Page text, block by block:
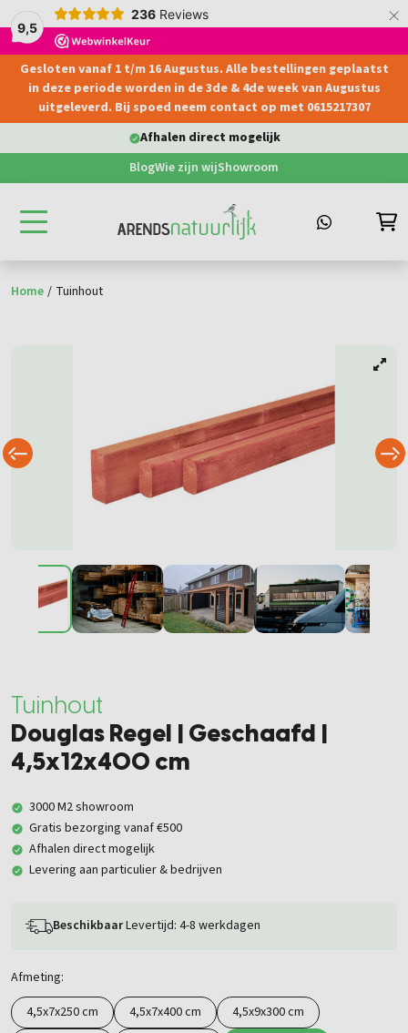
9,5
236 Reviews ×
Gesloten vanaf 1 t/m 16 Augustus. Alle bestellingen geplaatst
in deze periode worden in de 3de & 4de week van Augustus
uitgeleverd. Bij spoed neem contact op met 0615217307
Afhalen direct mogelijk
BlogWie zijn wijShowroom
Home / Tuinhout
Tuinhout
Douglas Regel | Geschaafd |
4,5x12x400 cm
3000 M2 showroom
Gratis bezorging vanaf €500
Afhalen direct mogelijk
Levering aan particulier & bedrijven
BeschikbaarLevertijd: 4-8 werkdagen
Afmeting:
4,5x7x250 cm
4,5x7x400 cm
4,5x9x300 cm